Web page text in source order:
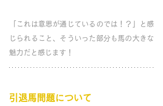
「これは意思が通じているのでは！？」と感
じられること、そういった部分も馬の大きな
魅力だと感じます！
引退馬問題について